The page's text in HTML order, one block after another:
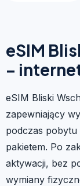
eSIM
–
eSIM Bliski
zapewniający
podczas
pakietem. Po
aktywacji, bez
wymiany